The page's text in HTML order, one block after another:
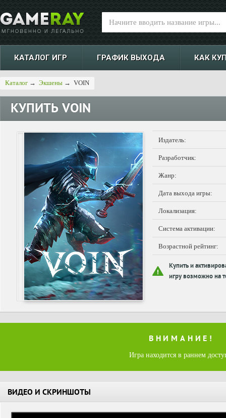
КАТАЛОГ ИГР ГРАФИК ВЫХОДА КАК
Каталог → Экшены → VOIN
КУПИТЬ VOIN
Издатель:
Разработчик:
Жанр:
Дата выхода игры:
Локализация:
Система активации:
Возрастной рейтинг:
Купить и
игру возможно на
ВНИМАНИЕ!
Игра находится в раннем
ВИДЕО И СКРИНШОТЫ